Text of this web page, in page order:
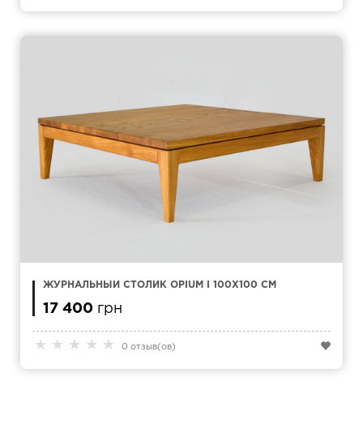
★ ★ ★ ★ ★ 0 отзыв(ов)
ЖУРНАЛЬНЫЙ СТОЛИК OPIUM I 100X100 СМ
17 400 грн